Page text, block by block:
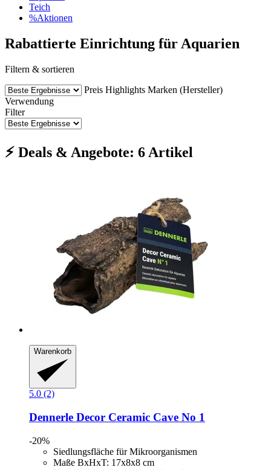
Teich
%Aktionen
Rabattierte Einrichtung für Aquarien
Filtern & sortieren
Preis Highlights Marken (Hersteller)
Verwendung
Filter
⚡ Deals & Angebote: 6 Artikel
Warenkorb
5.0 (2)
Dennerle Decor Ceramic Cave No 1
-20%
Siedlungsfläche für Mikroorganismen
Maße BxHxT: 17x8x8 cm